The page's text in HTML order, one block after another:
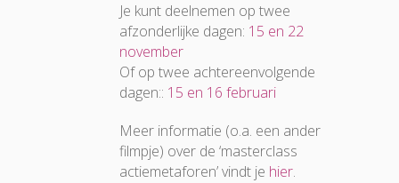
Je kunt deelnemen op twee
afzonderlijke dagen: 15 en 22
november
Of op twee achtereenvolgende
dagen:: 15 en 16 februari
Meer informatie (o.a. een ander
filmpje) over de ‘masterclass
actiemetaforen’ vindt je hier.